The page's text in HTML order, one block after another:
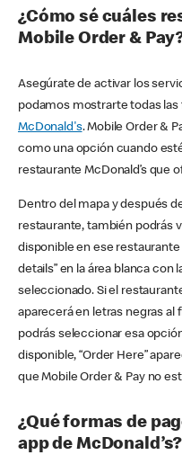
¿Cómo sé cuáles
Mobile Order &
Asegúrate de activar los
podamos mostrarte todas
McDonald's. Mobile Order &
como una opción cuando
restaurante McDonald’s que
Dentro del mapa y después
restaurante, también podrás
disponible en ese
details” en la área blanca
seleccionado. Si el
aparecerá en letras negras al
podrás seleccionar esa
disponible, “Order Here”
que Mobile Order & Pay no
¿Qué formas de
app de McDonald’s?